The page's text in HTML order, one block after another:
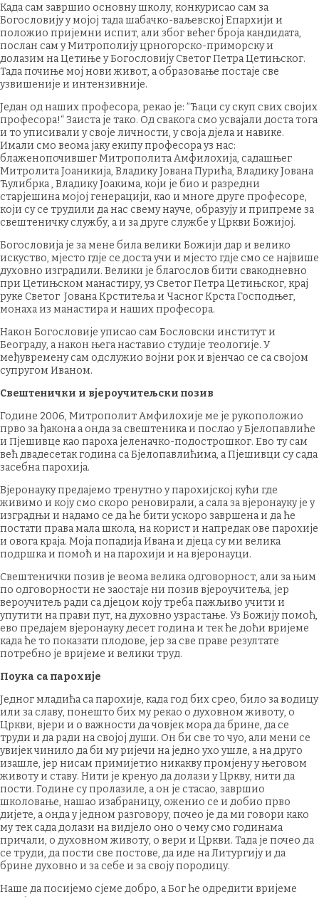
Када сам завршио основну школу, конкурисао сам за
Богословију у мојој тада шабачко-ваљевској Епархији и
положио пријемни испит, али због већег броја кандидата,
послан сам у Митрополију црногорско-приморску и
долазим на Цетиње у Богословију Светог Петра Цетињског.
Тада почиње мој нови живот, а образовање постаје све
узвишеније и интензивније.
Један од наших професора, рекао је: ”Ђаци су скуп свих својих
професора!“ Заиста је тако. Од свакога смо усвајали доста тога
и то уписивали у своје личности, у своја дјела и навике.
Имали смо веома јаку екипу професора уз нас:
блаженопочившег Митрополита Амфилохија, садашњег
Митролита Јоаникија, Владику Јована Пурића, Владику Јована
Ћулибрка , Владику Јоакима, који је био и разредни
старјешина мојој генерацији, као и многе друге професоре,
који су се трудили да нас свему науче, образују и припреме за
свештеничку службу, а и за друге службе у Цркви Божијој.
Богословија је за мене била велики Божији дар и велико
искуство, мјесто гдје се доста учи и мјесто гдје смо се највише
духовно изградили. Велики је благослов бити свакодневно
при Цетињском манастиру, уз Светог Петра Цетињског, крај
руке Светог Јована Крститеља и Часног Крста Господњег,
монаха из манастира и наших професора.
Након Богословије уписао сам Бословски институт и
Београду, а након њега наставио студије теологије. У
међувремену сам одслужио војни рок и вјенчао се са својом
супругом Иваном.
Свештенички и вјероучитељски позив
Године 2006, Митрополит Амфилохије ме је рукоположио
прво за ђакона а онда за свештеника и послао у Бјелопавлиће
и Пјешивце као пароха јеленачко-подострошког. Ево ту сам
већ двадесетак година са Бјелопавлићима, а Пјешивци су сада
засебна парохија.
Вјеронауку предајемо тренутно у парохијској кући где
живимо и коју смо скоро реновирали, а сала за вјеронауку је у
изградњи и надамо се да ће бити ускоро завршена и да ће
постати права мала школа, на корист и напредак ове парохије
и овога краја. Моја попадија Ивана и дјеца су ми велика
подршка и помоћ и на парохији и на вјеронауци.
Свештенички позив је веома велика одговорност, али за њим
по одговорности не заостаје ни позив вјероучитеља, јер
вероучитељ ради са дјецом коју треба пажљиво учити и
упутити на прави пут, на духовно узрастање. Уз Божију помоћ,
ево предајем вјеронауку десет година и тек ће доћи вријеме
када ће то показати плодове, јер за све праве резултате
потребно је вријеме и велики труд.
Поука са парохије
Једног младића са парохије, када год бих срео, било за водицу
или за славу, понешто бих му рекао о духовном животу, о
Цркви, вјери и о важности да човјек мора да брине, да се
труди и да ради на својој души. Он би све то чуо, али мени се
увијек чинило да би му ријечи на једно ухо ушле, а на друго
изашле, јер нисам примијетио никакву промјену у његовом
животу и ставу. Нити је кренуо да долази у Цркву, нити да
пости. Године су пролазиле, а он је стасао, завршио
школовање, нашао изабраницу, оженио се и добио прво
дијете, а онда у једном разговору, почео је да ми говори како
му тек сада долази на видјело оно о чему смо годинама
причали, о духовном животу, о вери и Цркви. Тада је почео да
се труди, да пости све постове, да иде на Литургију и да
брине духовно и за себе и за своју породицу.
Наше да посијемо сјеме добро, а Бог ће одредити вријеме